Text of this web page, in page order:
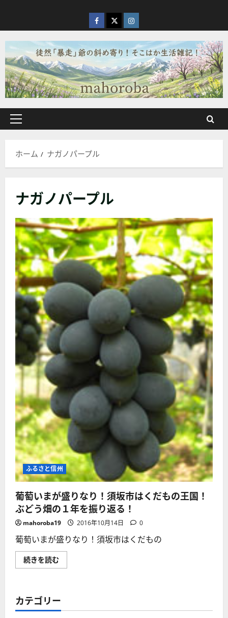
を
ス
キ
ッ
プ
facebook
X Instagram
メ
ン
ー
ホーム ナガノパープル
ナガノパープル
ふるさと信州
葡萄いまが盛りなり！須坂市はくだもの王国！
ぶどう畑の１年を振り返る！
mahoroba19 2016年10月14日 0
葡萄いまが盛りなり！須坂市はくだもの
続きを読む
萄
り
な
カテゴリー